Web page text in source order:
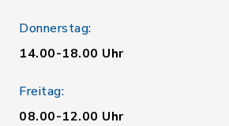
Donnerstag:
14.00-18.00 Uhr
Freitag:
08.00-12.00 Uhr